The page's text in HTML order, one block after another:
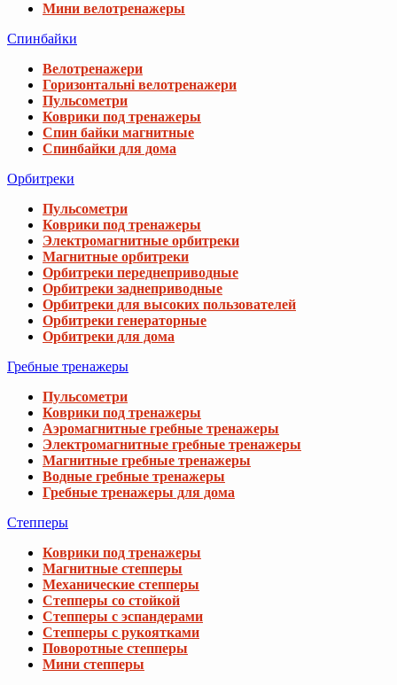
Мини велотренажеры
Спинбайки
Велотренажери
Горизонтальні велотренажери
Пульсометри
Коврики под тренажеры
Спин байки магнитные
Спинбайки для дома
Орбитреки
Пульсометри
Коврики под тренажеры
Электромагнитные орбитреки
Магнитные орбитреки
Орбитреки переднеприводные
Орбитреки заднеприводные
Орбитреки для высоких пользователей
Орбитреки генераторные
Орбитреки для дома
Гребные тренажеры
Пульсометри
Коврики под тренажеры
Аэромагнитные гребные тренажеры
Электромагнитные гребные тренажеры
Магнитные гребные тренажеры
Водные гребные тренажеры
Гребные тренажеры для дома
Степперы
Коврики под тренажеры
Магнитные степперы
Механические степперы
Степперы со стойкой
Степперы с эспандерами
Степперы с рукоятками
Поворотные степперы
Мини степперы